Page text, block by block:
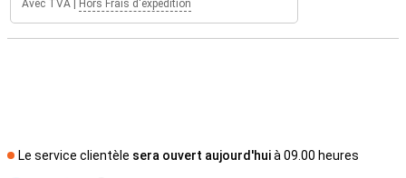
Avec TVA Hors Frais d'expédition
Le service clientèle sera ouvert aujourd'huià 09.00 heures